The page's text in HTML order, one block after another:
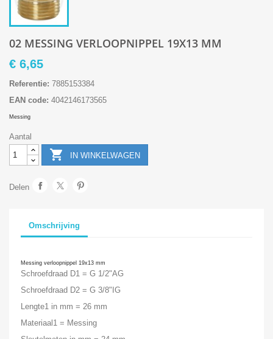
02 MESSING VERLOOPNIPPEL 19X13 MM
€ 6,65
Referentie: 7885153384
EAN code: 4042146173565
Messing
Aantal
 IN WINKELWAGEN
Delen
Omschrijving
Messing verloopnippel 19x13 mm
Schroefdraad D1 = G 1/2"AG
Schroefdraad D2 = G 3/8"IG
Lengte1 in mm = 26 mm
Materiaal1 = Messing